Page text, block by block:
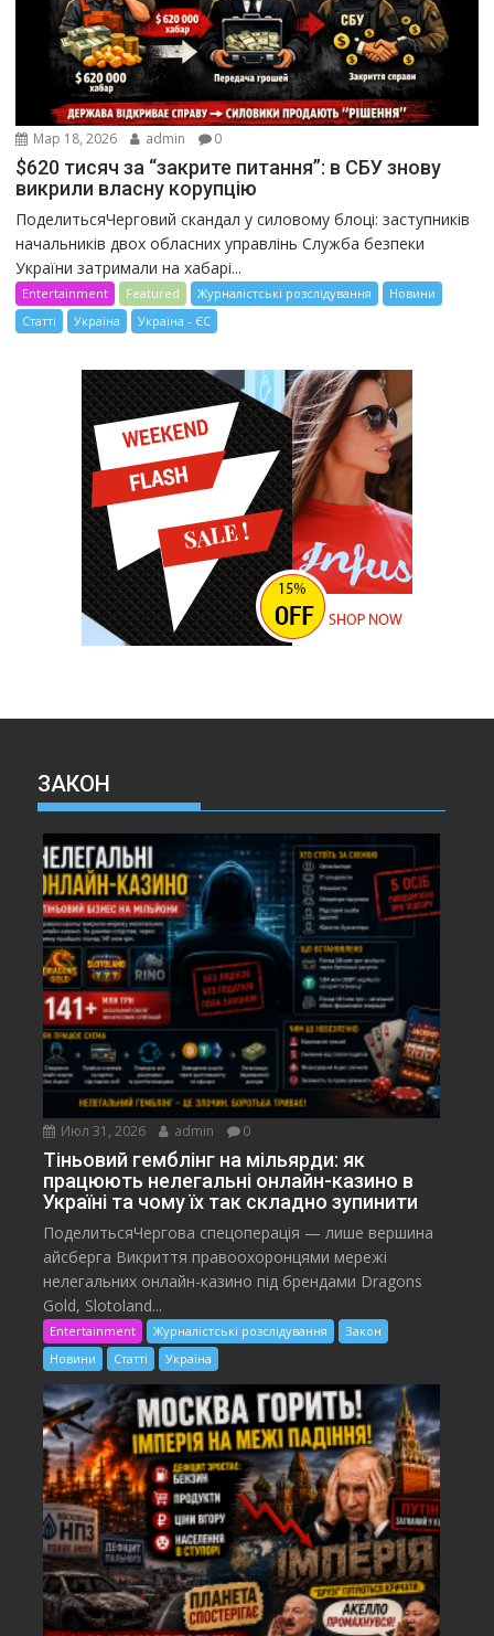
Мар 18, 2026 admin 0
$620 тисяч за “закрите питання”: в СБУ знову
викрили власну корупцію
ПоделитьсяЧерговий скандал у силовому блоці: заступників
начальників двох обласних управлінь Служба безпеки
України затримали на хабарі...
Entertainment Featured Журналістські розслідування
Новини
Статті
Україна Україна - ЄС
ЗАКОН
Июл 31, 2026 admin 0
Тіньовий гемблінг на мільярди: як
працюють нелегальні онлайн-казино в
Україні та чому їх так складно зупинити
ПоделитьсяЧергова спецоперація — лише вершина
айсберга Викриття правоохоронцями мережі
нелегальних онлайн-казино під брендами Dragons
Gold, Slotoland...
Entertainment Журналістські розслідування
Закон
Новини
Статті Україна